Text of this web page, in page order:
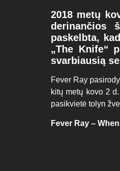
2018 metų
derinančios
paskelbta,
„The Knife“
svarbiausią
Fever Ray
kitų metų kovo 2
pasikvietė tolyn
Fever Ray –